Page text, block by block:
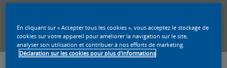
Trouvez un produit dans cette couleur
En cliquant sur « Accepter tous les cookies », vous acceptez le stockage de
cookies sur votre appareil pour améliorer la navigation sur le site,
analyser son utilisation et contribuer à nos efforts de marketing.
Déclaration sur les cookies pour plus d'informations